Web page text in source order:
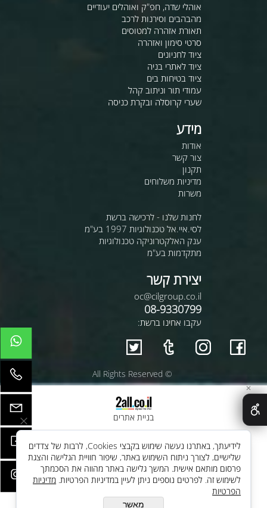
אוהלי שדה, חפ"ק ואוהלים יעודיים
מהבהבים וסירנות לרכב
תאורת אזהרה למטוסים
סרטי סימון ואזהרה
ציוד לחניונים
ציוד לאתרי בניה
ציוד בטיחות בים
עמודי תור וניתוב קהל
שערי קרוסלה ובקרת כניסה
מידע
אודות
צור קשר
תקנון
מדיניות משלוחים
משרות
לחנות שלנו - לרכישה ברשת
לסי.איי.אל טכנולוגיות 1997 בע"מ
ענק האלקטרוניקה טכנולוגיות
מתקדמות בע"מ
יצירת קשר
oc@cilgroup.co.il
08-9330799
עקבו אחינו ברשת:
© All Rights Reserved
בניית אתרים
✕
לידיעתך, באתרנו נעשה שימוש בקבצי Cookies, לרבות של צדדים
שלישיים, לצורך ניתוח השימוש באתר, שיפור חוויית הגלישה והצגת
פרסום מותאם אישית. המשך גלישה באתר מהווה את הסכמתך
לשימוש זה. לפרטים נוספים ניתן לעיין במדיניות הפרטיות. מדיניות
הפרטיות
מאשר